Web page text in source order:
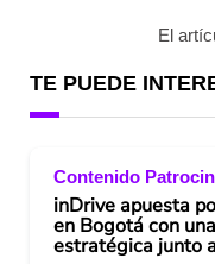
El
TE PUEDE
Contenido
inDrive apuesta
en Bogotá con
estratégica junto